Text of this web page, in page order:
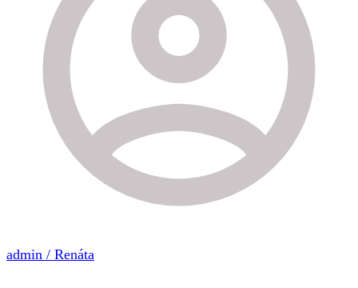
admin / Renáta